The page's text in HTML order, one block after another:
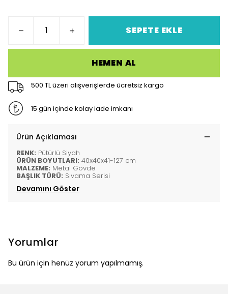
SEPETE EKLE
HEMEN AL
500 TL üzeri alışverişlerde ücretsiz kargo
15 gün içinde kolay iade imkanı
Ürün Açıklaması
RENK: Pütürlü Siyah
ÜRÜN BOYUTLARI: 40x40x41-127 cm
MALZEME: Metal Gövde
BAŞLIK TÜRÜ: Sıvama Serisi
Devamını Göster
Yorumlar
Bu ürün için henüz yorum yapılmamış.